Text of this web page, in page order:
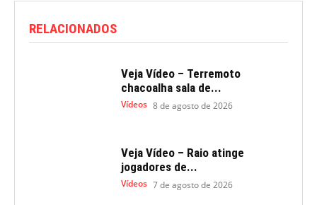
RELACIONADOS
Veja Vídeo – Terremoto
chacoalha sala de...
Vídeos 8 de agosto de 2026
Veja Vídeo – Raio atinge
jogadores de...
Vídeos 7 de agosto de 2026